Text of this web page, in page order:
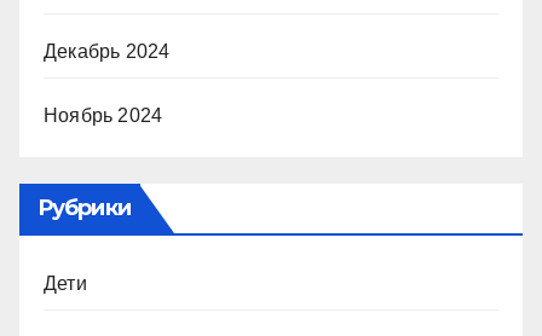
Декабрь 2024
Ноябрь 2024
Рубрики
Дети